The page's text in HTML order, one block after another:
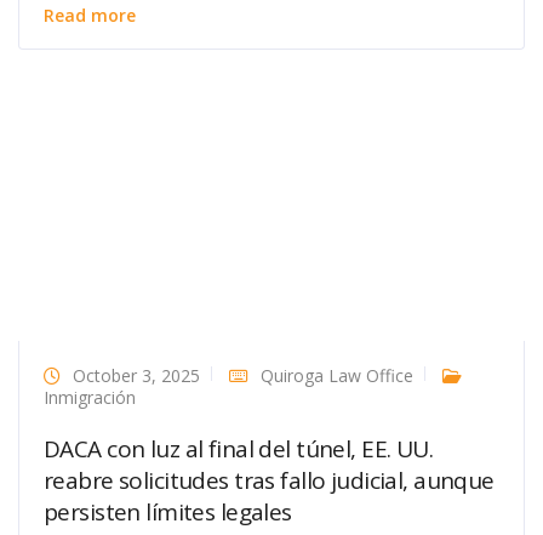
Read more
October 3, 2025
Quiroga Law Office
Inmigración
DACA con luz al final del túnel, EE. UU.
reabre solicitudes tras fallo judicial, aunque
persisten límites legales